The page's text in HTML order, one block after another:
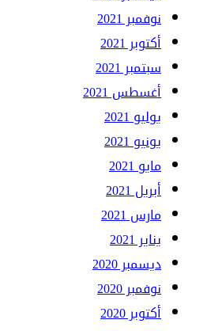
نوفمبر 2021
أكتوبر 2021
سبتمبر 2021
أغسطس 2021
يوليو 2021
يونيو 2021
مايو 2021
أبريل 2021
مارس 2021
يناير 2021
ديسمبر 2020
نوفمبر 2020
أكتوبر 2020